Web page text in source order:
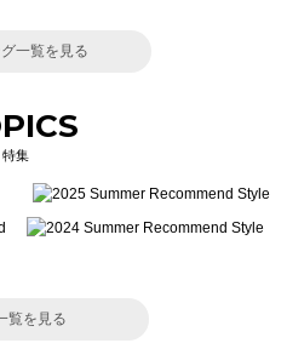
一覧を見る
特集
覧を見る